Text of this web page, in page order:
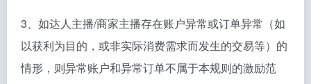
3、如达人主播/商家主播存在账户异常或订单异常（如
以获利为目的，或非实际消费需求而发生的交易等）的
情形，则异常账户和异常订单不属于本规则的激励范